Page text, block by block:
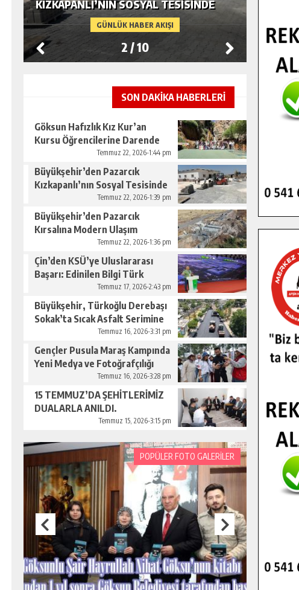
GÜNLÜK HABER AKIŞI
KIZKAPANLI’NIN SOSYAL TESISINDE
ÇEVRE DÜZENLEMESI.
2 /10
SON DAKİKA HABERLERİ
Göksun Hafızlık Kız Kur’an
Kursu Öğrencilerine Darende
Temmuz 22, 2026-1:44 pm
Büyükşehir’den Pazarcık
Kızkapanlı’nın Sosyal Tesisinde
Çevre Düzenlemesi.Temmuz 22, 2026-1:39 pm
Büyükşehir’den Pazarcık
Kırsalına Modern Ulaşım
Temmuz 22, 2026-1:36 pm
Çin’den KSÜ’ye Uluslararası
Başarı: Edinilen Bilgi Türk
Tarımına Katkı Sağlayacak.
Temmuz 17, 2026-2:43 pm
Büyükşehir, Türkoğlu Derebaşı
Sokak’ta Sıcak Asfalt Serimine
Temmuz 16, 2026-3:31 pm
Gençler Pusula Maraş Kampında
Yeni Medya ve Fotoğrafçılığı
Temmuz 16, 2026-3:28 pm
15 TEMMUZ’DA ŞEHİTLERİMİZ
DUALARLA ANILDI.
Temmuz 15, 2026-3:15 pm
POPÜLER FOTO GALERİLER